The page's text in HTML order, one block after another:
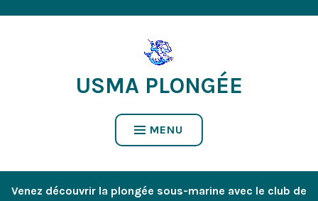
USMA PLONGÉE
MENU
Venez découvrir la plongée sous-marine avec le club de